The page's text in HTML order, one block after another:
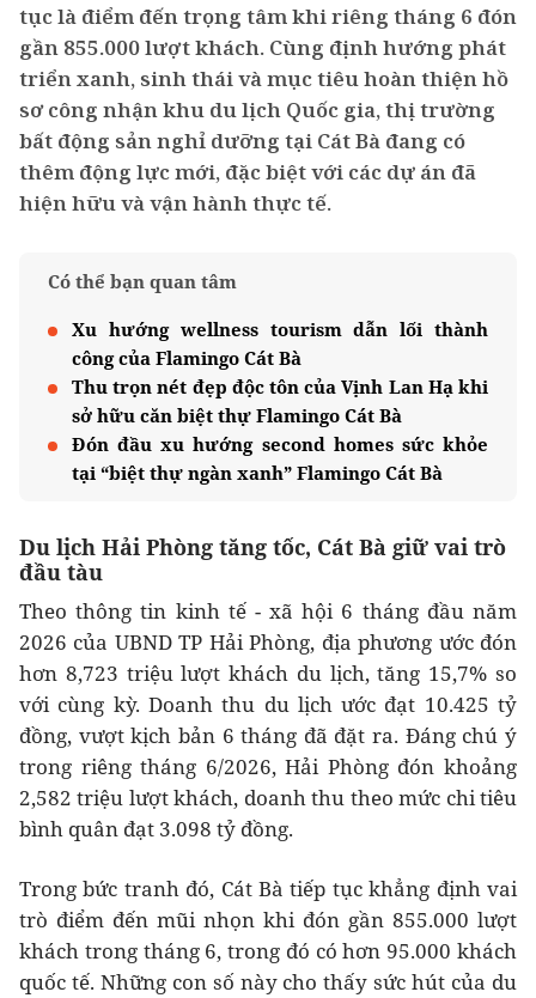
tục là điểm đến trọng tâm khi riêng tháng 6 đón
gần 855.000 lượt khách. Cùng định hướng phát
triển xanh, sinh thái và mục tiêu hoàn thiện hồ
sơ công nhận khu du lịch Quốc gia, thị trường
bất động sản nghỉ dưỡng tại Cát Bà đang có
thêm động lực mới, đặc biệt với các dự án đã
hiện hữu và vận hành thực tế.
Có thể bạn quan tâm
Xu hướng wellness tourism dẫn lối thành
công của Flamingo Cát Bà
Thu trọn nét đẹp độc tôn của Vịnh Lan Hạ khi
sở hữu căn biệt thự Flamingo Cát Bà
Đón đầu xu hướng second homes sức khỏe
tại “biệt thự ngàn xanh” Flamingo Cát Bà
Du lịch Hải Phòng tăng tốc, Cát Bà giữ vai trò
đầu tàu
Theo thông tin kinh tế - xã hội 6 tháng đầu năm
2026 của UBND TP Hải Phòng, địa phương ước đón
hơn 8,723 triệu lượt khách du lịch, tăng 15,7% so
với cùng kỳ. Doanh thu du lịch ước đạt 10.425 tỷ
đồng, vượt kịch bản 6 tháng đã đặt ra. Đáng chú ý
trong riêng tháng 6/2026, Hải Phòng đón khoảng
2,582 triệu lượt khách, doanh thu theo mức chi tiêu
bình quân đạt 3.098 tỷ đồng.
Trong bức tranh đó, Cát Bà tiếp tục khẳng định vai
trò điểm đến mũi nhọn khi đón gần 855.000 lượt
khách trong tháng 6, trong đó có hơn 95.000 khách
quốc tế. Những con số này cho thấy sức hút của du